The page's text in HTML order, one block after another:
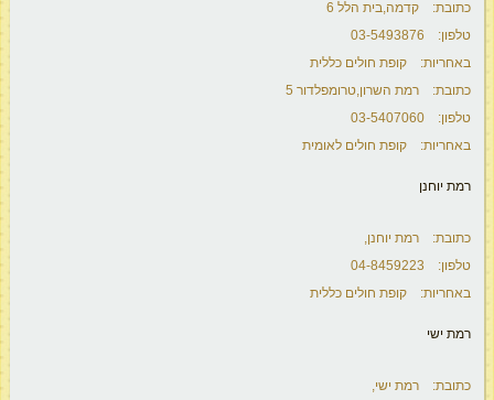
כתובת: קדמה,בית הלל 6
טלפון: 03-5493876
באחריות: קופת חולים כללית
כתובת: רמת השרון,טרומפלדור 5
טלפון: 03-5407060
באחריות: קופת חולים לאומית
רמת יוחנן
כתובת: רמת יוחנן,
טלפון: 04-8459223
באחריות: קופת חולים כללית
רמת ישי
כתובת: רמת ישי,